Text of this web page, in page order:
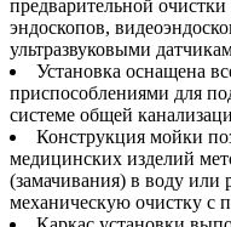
предварительной
эндоскопов,
ультразвуковыми
Установка оснащена
приспособлениями для
системе общей
Конструкция мойки
медицинских изделий
(замачивания) в воду или
механическую очистку с